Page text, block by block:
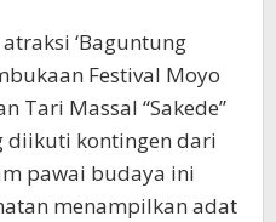
‘Baguntung
Festival Moyo
Tari Massal “Sakede”
diikuti kontingen dari
pawai budaya ini
menampilkan adat